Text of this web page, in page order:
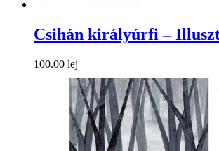
Csihán királyúrfi –
100.00 lej